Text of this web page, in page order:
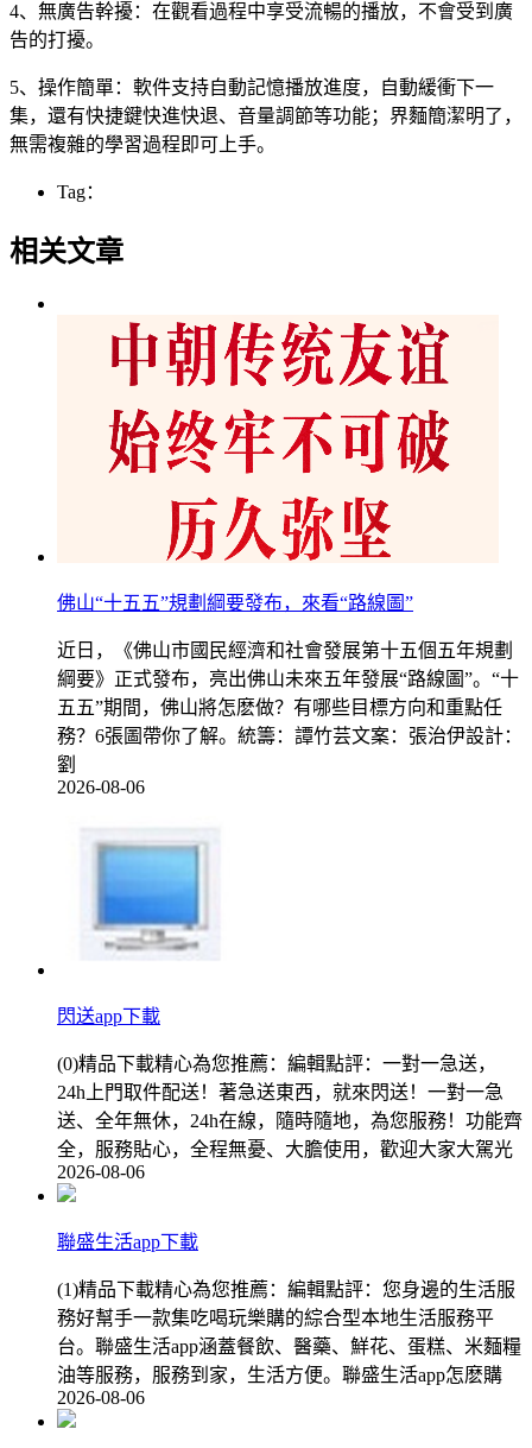
4、無廣告幹擾：在觀看過程中享受流暢的播放，不會受到廣
告的打擾。
5、操作簡單：軟件支持自動記憶播放進度，自動緩衝下一
集，還有快捷鍵快進快退、音量調節等功能；界麵簡潔明了，
無需複雜的學習過程即可上手。
Tag：
相关文章
佛山“十五五”規劃綱要發布，來看“路線圖”
近日，《佛山市國民經濟和社會發展第十五個五年規劃
綱要》正式發布，亮出佛山未來五年發展“路線圖”。“十
五五”期間，佛山將怎麽做？有哪些目標方向和重點任
務？6張圖帶你了解。統籌：譚竹芸文案：張治伊設計：
劉
2026-08-06
閃送app下載
(0)精品下載精心為您推薦：編輯點評：一對一急送，
24h上門取件配送！著急送東西，就來閃送！一對一急
送、全年無休，24h在線，隨時隨地，為您服務！功能齊
全，服務貼心，全程無憂、大膽使用，歡迎大家大駕光
2026-08-06
聯盛生活app下載
(1)精品下載精心為您推薦：編輯點評：您身邊的生活服
務好幫手一款集吃喝玩樂購的綜合型本地生活服務平
台。聯盛生活app涵蓋餐飲、醫藥、鮮花、蛋糕、米麵糧
油等服務，服務到家，生活方便。聯盛生活app怎麽購
2026-08-06